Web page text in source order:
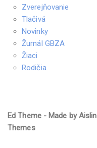
Zverejňovanie
Tlačivá
Novinky
Žurnál GBZA
Žiaci
Rodičia
Ed Theme - Made by Aislin
Themes